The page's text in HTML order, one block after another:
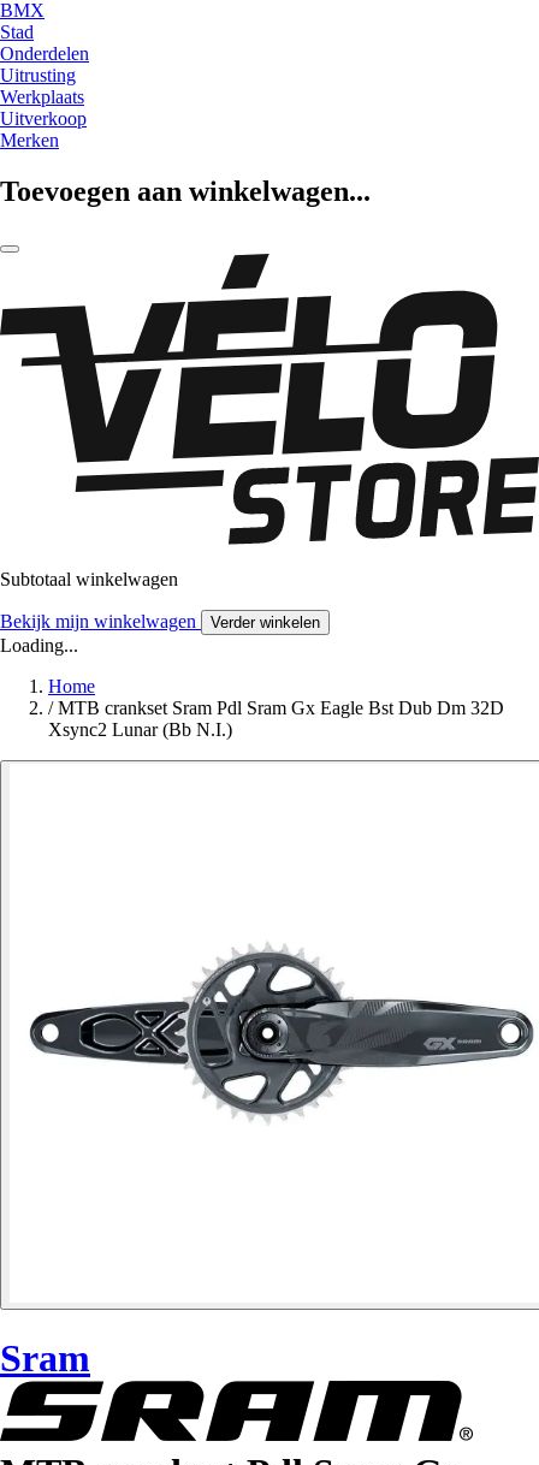
BMX
Stad
Onderdelen
Uitrusting
Werkplaats
Uitverkoop
Merken
Toevoegen aan winkelwagen...
Subtotaal winkelwagen
Bekijk mijn winkelwagen Verder winkelen
Loading...
Home
/ MTB crankset Sram Pdl Sram Gx Eagle Bst Dub Dm 32D
Xsync2 Lunar (Bb N.I.)
Sram